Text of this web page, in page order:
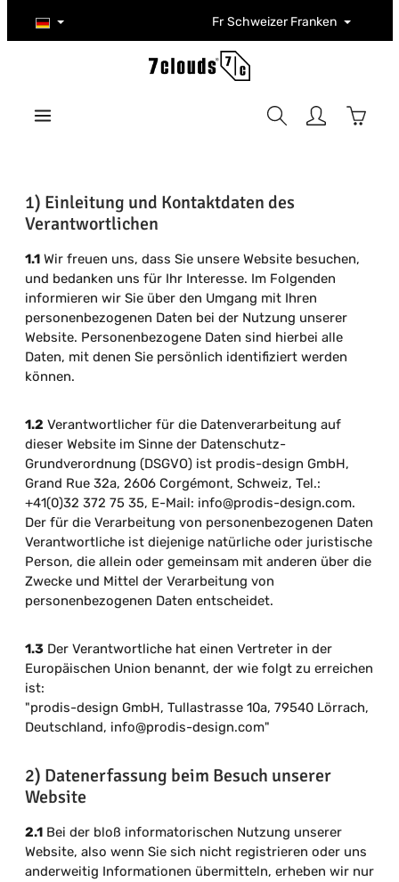
Zum Hauptinhalt springen Fr Schweizer Franken
1) Einleitung und Kontaktdaten des
Verantwortlichen
1.1Wir freuen uns, dass Sie unsere Website besuchen,
und bedanken uns für Ihr Interesse. Im Folgenden
informieren wir Sie über den Umgang mit Ihren
personenbezogenen Daten bei der Nutzung unserer
Website. Personenbezogene Daten sind hierbei alle
Daten, mit denen Sie persönlich identifiziert werden
können.
1.2 Verantwortlicher für die Datenverarbeitung auf
dieser Website im Sinne der Datenschutz-
Grundverordnung (DSGVO) ist prodis-design GmbH,
Grand Rue 32a, 2606 Corgémont, Schweiz, Tel.:
+41(0)32 372 75 35, E-Mail: info@prodis-design.com.
Der für die Verarbeitung von personenbezogenen Daten
Verantwortliche ist diejenige natürliche oder juristische
Person, die allein oder gemeinsam mit anderen über die
Zwecke und Mittel der Verarbeitung von
personenbezogenen Daten entscheidet.
1.3Der Verantwortliche hat einen Vertreter in der
Europäischen Union benannt, der wie folgt zu erreichen
ist:
"prodis-design GmbH, Tullastrasse 10a, 79540 Lörrach,
Deutschland, info@prodis-design.com"
2) Datenerfassung beim Besuch unserer
Website
2.1Bei der bloß informatorischen Nutzung unserer
Website, also wenn Sie sich nicht registrieren oder uns
anderweitig Informationen übermitteln, erheben wir nur